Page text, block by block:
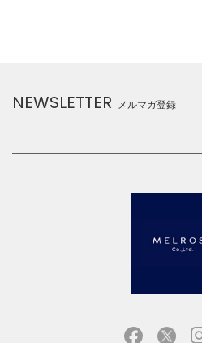
NEWSLETTER メルマガ登録